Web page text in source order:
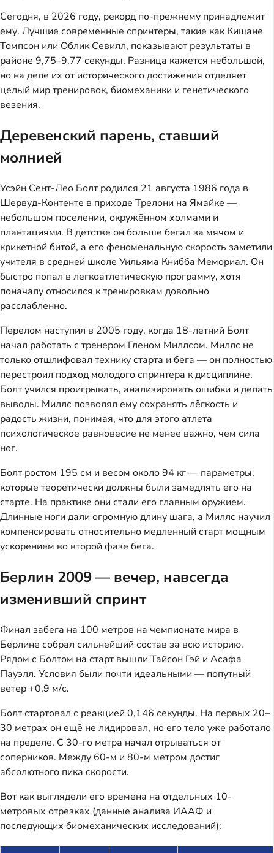
Сегодня, в 2026 году, рекорд по-прежнему принадлежит
ему. Лучшие современные спринтеры, такие как Кишане
Томпсон или Облик Севилл, показывают результаты в
районе 9,75–9,77 секунды. Разница кажется небольшой,
но на деле их от исторического достижения отделяет
целый мир тренировок, биомеханики и генетического
везения.
Деревенский парень, ставший
молнией
Усэйн Сент-Лео Болт родился 21 августа 1986 года в
Шервуд-Контенте в приходе Трелони на Ямайке —
небольшом поселении, окружённом холмами и
плантациями. В детстве он больше бегал за мячом и
крикетной битой, а его феноменальную скорость заметили
учителя в средней школе Уильяма Книбба Мемориал. Он
быстро попал в легкоатлетическую программу, хотя
поначалу относился к тренировкам довольно
расслабленно.
Перелом наступил в 2005 году, когда 18-летний Болт
начал работать с тренером Гленом Миллсом. Миллс не
только отшлифовал технику старта и бега — он полностью
перестроил подход молодого спринтера к дисциплине.
Болт учился проигрывать, анализировать ошибки и делать
выводы. Миллс позволял ему сохранять лёгкость и
радость жизни, понимая, что для этого атлета
психологическое равновесие не менее важно, чем сила
ног.
Болт ростом 195 см и весом около 94 кг — параметры,
которые теоретически должны были замедлять его на
старте. На практике они стали его главным оружием.
Длинные ноги дали огромную длину шага, а Миллс научил
компенсировать относительно медленный старт мощным
ускорением во второй фазе бега.
Берлин 2009 — вечер, навсегда
изменивший спринт
Финал забега на 100 метров на чемпионате мира в
Берлине собрал сильнейший состав за всю историю.
Рядом с Болтом на старт вышли Тайсон Гэй и Асафа
Пауэлл. Условия были почти идеальными — попутный
ветер +0,9 м/с.
Болт стартовал с реакцией 0,146 секунды. На первых 20–
30 метрах он ещё не лидировал, но его тело уже работало
на пределе. С 30-го метра начал отрываться от
соперников. Между 60-м и 80-м метром достиг
абсолютного пика скорости.
Вот как выглядели его времена на отдельных 10-
метровых отрезках (данные анализа ИААФ и
последующих биомеханических исследований):